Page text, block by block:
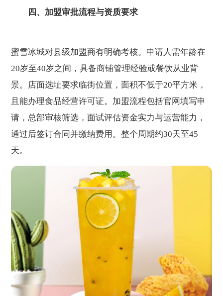
四、加盟审批流程与资质要求
蜜雪冰城对县级加盟商有明确考核。申请人需年龄在
20岁至40岁之间，具备商铺管理经验或餐饮从业背
景。店面选址要求临街位置，面积不低于20平方米，
且能办理食品经营许可证。加盟流程包括官网填写申
请，总部审核筛选，面试评估资金实力与运营能力，
通过后签订合同并缴纳费用。整个周期约30天至45
天。